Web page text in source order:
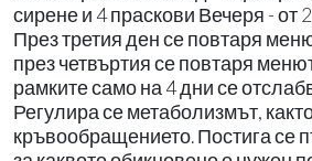
сирене и 4 праскови Вечеря - от
През третия ден се повтаря
през четвъртия се повтаря
рамките само на 4 дни се
Регулира се метаболизмът,
кръвообращението. Постига се